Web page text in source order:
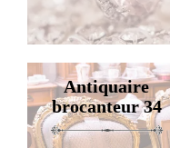
Antiquaire
brocanteur 34